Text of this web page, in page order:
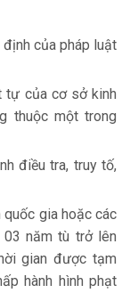
của pháp luật
tự của cơ sở kinh
thuộc một trong
điều tra, truy tố,
quốc gia hoặc các
năm tù trở lên
gian được tạm
hành hình phạt